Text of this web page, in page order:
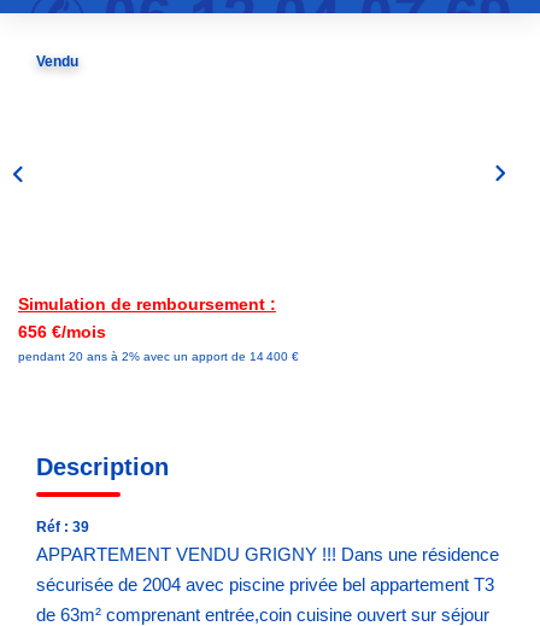
CONTACT
Vendu
Simulation de remboursement :
656 €/mois
pendant 20 ans à 2% avec un apport de 14 400 €
Description
Réf : 39
APPARTEMENT VENDU GRIGNY !!! Dans une résidence
sécurisée de 2004 avec piscine privée bel appartement T3
de 63m² comprenant entrée,coin cuisine ouvert sur séjour